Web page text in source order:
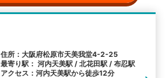
住所：大阪府松原市天美我堂4-2-25
最寄り駅： 河内天美駅 / 北花田駅 / 布忍駅
アクセス：河内天美駅から徒歩12分